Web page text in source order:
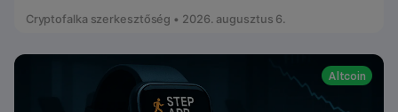
Cryptofalka szerkesztőség • 2026. augusztus 6.
Altcoin